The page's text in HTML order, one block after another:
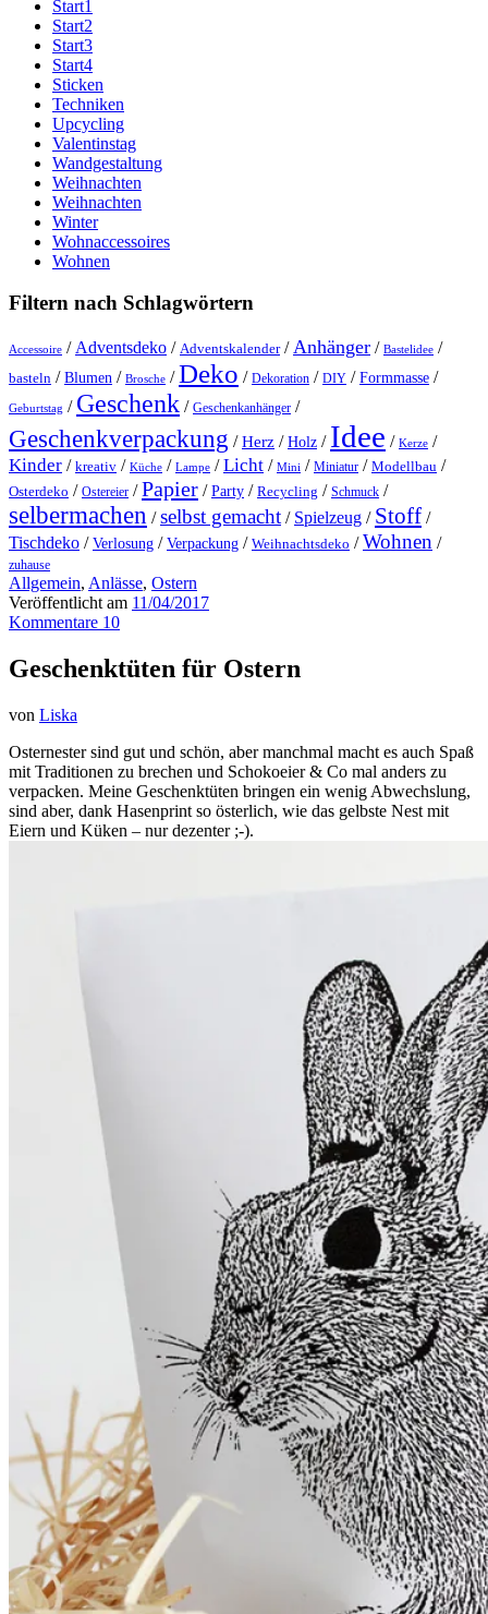
Start1
Start2
Start3
Start4
Sticken
Techniken
Upcycling
Valentinstag
Wandgestaltung
Weihnachten
Weihnachten
Winter
Wohnaccessoires
Wohnen
Filtern nach Schlagwörtern
Accessoire / Adventsdeko / Adventskalender/Anhänger / Bastelidee /
basteln /Blumen / Brosche /Deko / Dekoration / DIY /Formmasse /
Geburtstag / Geschenk / Geschenkanhänger /
Geschenkverpackung /Herz /Holz / Idee / Kerze /
Kinder / kreativ / Küche / Lampe /Licht / Mini / Miniatur / Modellbau /
Osterdeko / Ostereier /Papier /Party / Recycling / Schmuck /
selbermachen /selbst gemacht / Spielzeug / Stoff /
Tischdeko /Verlosung /Verpackung / Weihnachtsdeko /Wohnen /
zuhause
Allgemein, Anlässe, Ostern
Veröffentlicht am 11/04/2017
Kommentare 10
Geschenktüten für Ostern
von Liska
Osternester sind gut und schön, aber manchmal macht es auch Spaß
mit Traditionen zu brechen und Schokoeier & Co mal anders zu
verpacken. Meine Geschenktüten bringen ein wenig Abwechslung,
sind aber, dank Hasenprint so österlich, wie das gelbste Nest mit
Eiern und Küken – nur dezenter ;-).